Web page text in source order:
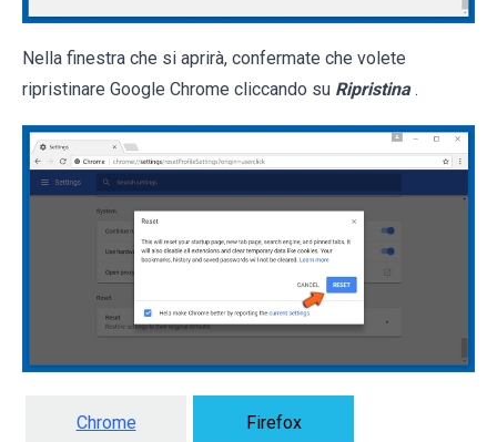
Nella finestra che si aprirà, confermate che volete
ripristinare Google Chrome cliccando su Ripristina .
Chrome Firefox